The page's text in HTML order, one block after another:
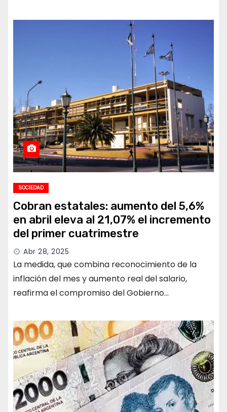
SOCIEDAD
Cobran estatales: aumento del 5,6%
en abril eleva al 21,07% el incremento
del primer cuatrimestre
Abr 28, 2025
La medida, que combina reconocimiento de la
inflación del mes y aumento real del salario,
reafirma el compromiso del Gobierno…